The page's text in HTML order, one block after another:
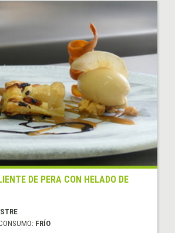
DE PERA CON HELADO DE
FRÍO